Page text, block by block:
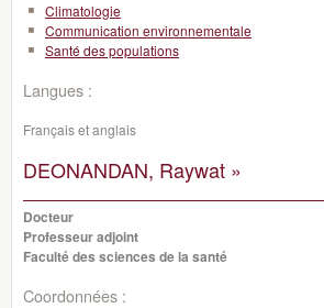
Climatologie
Communication environnementale
Santé des populations
Langues :
Français et anglais
DEONANDAN, Raywat »
Docteur
Professeur adjoint
Faculté des sciences de la santé
Coordonnées :